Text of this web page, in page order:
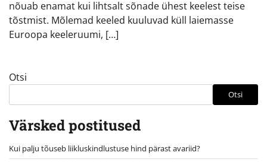
nõuab enamat kui lihtsalt sõnade ühest keelest teise
tõstmist. Mõlemad keeled kuuluvad küll laiemasse
Euroopa keeleruumi, […]
Otsi
Otsi
Värsked postitused
Kui palju tõuseb liikluskindlustuse hind pärast avariid?